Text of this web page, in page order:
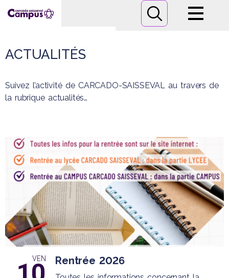
Informations pratiques
ACTUALITÉS
Suivez l’activité de CARCADO-SAISSEVAL au travers de
la rubrique actualités…
VEN Rentrée 2026